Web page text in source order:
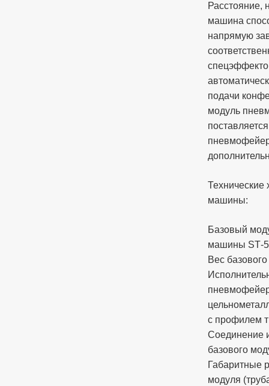
Расстояние,
машина
напрямую
подачи
модуль
Технические
машины:
Базовый
машины SТ-
Вес
с профилем
Соединение
базового
Габаритные
модуля